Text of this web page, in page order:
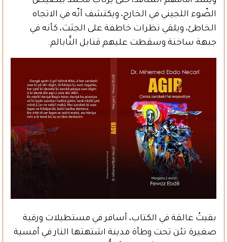
الضّوء اللجيني في الخارج، ويكتشف أنّه في الاتجاه
الخاطئ، ويلقي نظرات خاطفة على الجثث، كأنه في
جبهة ساخنة وسقطت عليهم قنابل النَّابالم.
بقيتُ عالقة في الكتاب، أسافر في مستطيلات ورقية
صغيرة تئن تحت وطأة مدينة اشتهتها النار في أمسية